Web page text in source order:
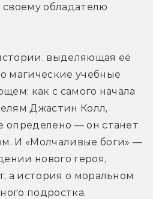
обладателю
выделяющая её
магические учебные
как с самого начала
Джастин Колл,
определено — он станет
И «Молчаливые боги» —
нового героя,
а история о моральном
подростка,